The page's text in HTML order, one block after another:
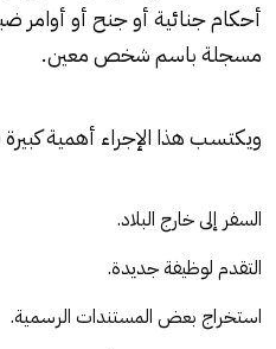
أحكام جنائية أو جنح أو أوامر
مسجلة باسم شخص معين.
ويكتسب هذا الإجراء أهمية
السفر إلى خارج البلاد.
التقدم لوظيفة جديدة.
استخراج بعض المستندات الرسمية.